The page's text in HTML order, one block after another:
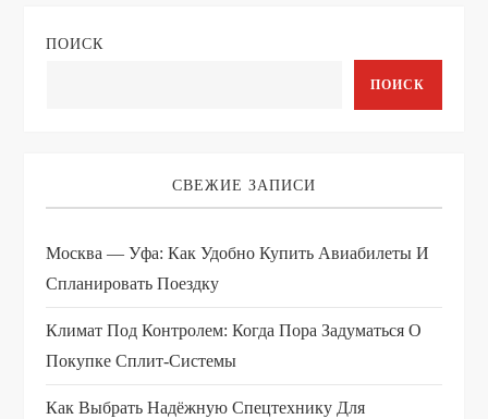
а
п
о
з
а
ПОИСК
ПОИСК
СВЕЖИЕ ЗАПИСИ
Москва — Уфа: Как Удобно Купить Авиабилеты И
Спланировать Поездку
Климат Под Контролем: Когда Пора Задуматься О
Покупке Сплит-Системы
Как Выбрать Надёжную Спецтехнику Для